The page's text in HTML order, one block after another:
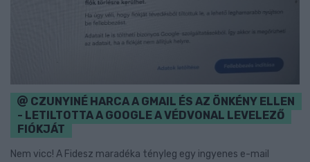
CZUNYINÉ HARCA A GMAIL ÉS AZ ÖNKÉNY ELLEN
- LETILTOTTA A GOOGLE A VÉDVONAL LEVELEZŐ
FIÓKJÁT
Nem vicc! A Fidesz maradéka tényleg egy ingyenes e-mail